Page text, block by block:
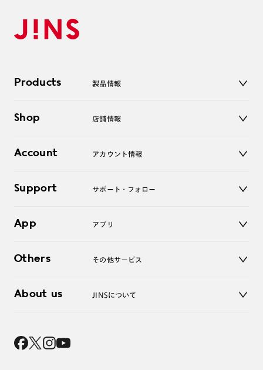
Products 製品情報
サングラス
コンタクトレンズ
アクセサリー
Shop 店舗情報
オンラインショップ
Account アカウント情報
ログアウト
Support サポート・フォロー
よくあるご質問
お問い合わせ
App アプリ
Others その他サービス
レンズ交換
About us JINSについて
採用情報